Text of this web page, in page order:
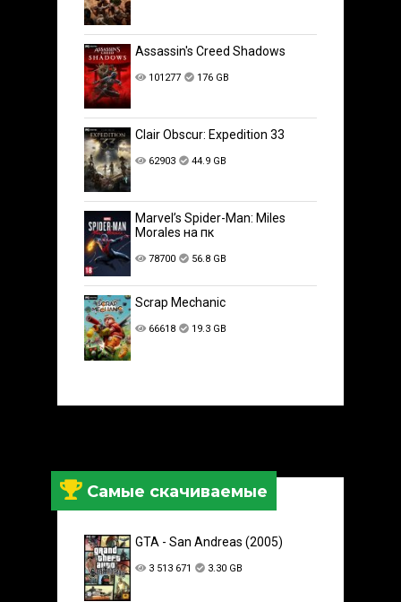
Assassin's Creed Shadows
101277 176 GB
Clair Obscur: Expedition 33
62903 44.9 GB
Marvel’s Spider-Man: Miles
Morales на пк
78700 56.8 GB
Scrap Mechanic
66618 19.3 GB
Самые скачиваемые
GTA - San Andreas (2005)
3 513 671 3.30 GB